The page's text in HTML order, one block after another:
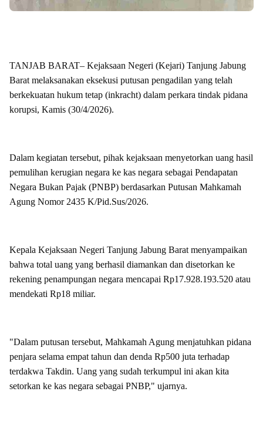
TANJAB BARAT– Kejaksaan Negeri (Kejari) Tanjung Jabung
Barat melaksanakan eksekusi putusan pengadilan yang telah
berkekuatan hukum tetap (inkracht) dalam perkara tindak pidana
korupsi, Kamis (30/4/2026).
Dalam kegiatan tersebut, pihak kejaksaan menyetorkan uang hasil
pemulihan kerugian negara ke kas negara sebagai Pendapatan
Negara Bukan Pajak (PNBP) berdasarkan Putusan Mahkamah
Agung Nomor 2435 K/Pid.Sus/2026.
Kepala Kejaksaan Negeri Tanjung Jabung Barat menyampaikan
bahwa total uang yang berhasil diamankan dan disetorkan ke
rekening penampungan negara mencapai Rp17.928.193.520 atau
mendekati Rp18 miliar.
"Dalam putusan tersebut, Mahkamah Agung menjatuhkan pidana
penjara selama empat tahun dan denda Rp500 juta terhadap
terdakwa Takdin. Uang yang sudah terkumpul ini akan kita
setorkan ke kas negara sebagai PNBP," ujarnya.